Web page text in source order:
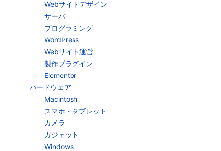
Webサイトデザイン
サーバ
プログラミング
WordPress
Webサイト運営
製作プラグイン
Elementor
ハードウェア
Macintosh
スマホ・タブレット
カメラ
ガジェット
Windows